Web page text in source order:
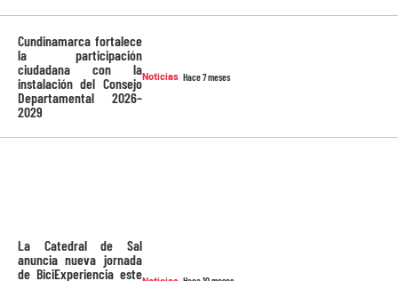
Noticias Hace 7 meses
Cundinamarca fortalece
la participación
ciudadana con la
instalación del Consejo
Departamental 2026–
2029
La Catedral de Sal
anuncia nueva jornada
de BiciExperiencia este